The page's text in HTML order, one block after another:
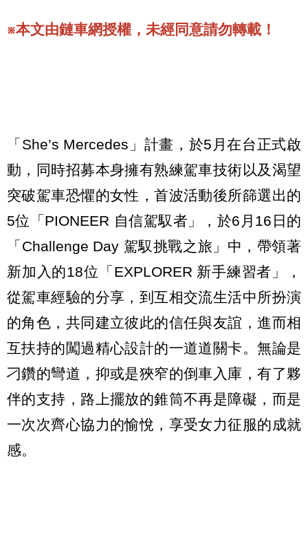
※本文由鏈車網授權，未經同意請勿轉載！
「She’s Mercedes」計畫，於5月在台正式啟
動，同時招募本身擁有熟練駕車技術以及渴望
突破駕車恐懼的女性，首波活動後所篩選出的
5位「PIONEER 自信駕馭者」，於6月16日的
「Challenge Day 駕馭挑戰之旅」中，帶領著
新加入的18位「EXPLORER 新手練習者」，
從駕車經驗的分享，到互相交流生活中所扮演
的角色，共同建立彼此的信任與友誼，進而相
互扶持的闖過精心設計的一道道關卡。無論是
刁鑽的彎道，抑或是狹窄的倒車入庫，有了夥
伴的支持，路上擺放的錐筒不再是障礙，而是
一次次齊心協力的愉悅，享受女力征服的成就
感。